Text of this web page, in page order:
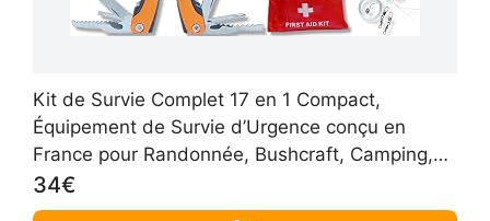
Kit de Survie Complet 17 en 1 Compact,
Équipement de Survie d’Urgence conçu en
France pour Randonnée, Bushcraft, Camping,
Pince Multifonctions, Trousse de Secours,
Boussole, Couverture de Survie
34€